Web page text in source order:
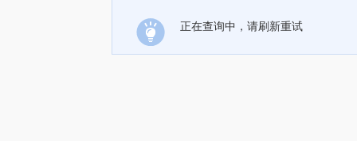
正在查询中，请刷新重试